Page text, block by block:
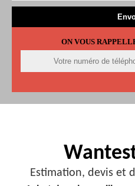
ON VOUS
Estimation, devis et